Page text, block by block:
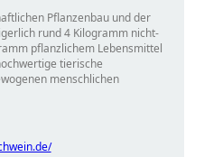
Pflanzenbau und der
rund 4 Kilogramm nicht-
pflanzlichem Lebensmittel
tierische
menschlichen